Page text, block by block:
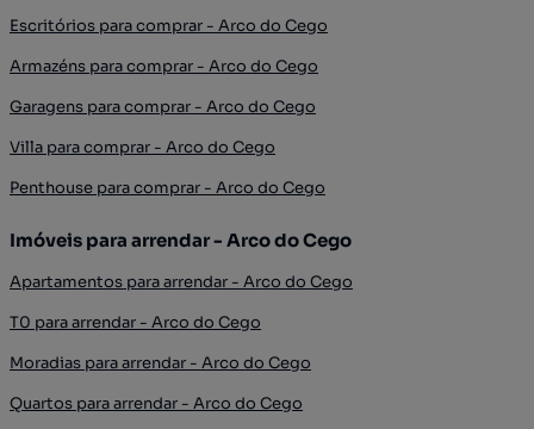
Escritórios para comprar - Arco do Cego
Armazéns para comprar - Arco do Cego
Garagens para comprar - Arco do Cego
Villa para comprar - Arco do Cego
Penthouse para comprar - Arco do Cego
Imóveis para arrendar - Arco do Cego
Apartamentos para arrendar - Arco do Cego
T0 para arrendar - Arco do Cego
Moradias para arrendar - Arco do Cego
Quartos para arrendar - Arco do Cego